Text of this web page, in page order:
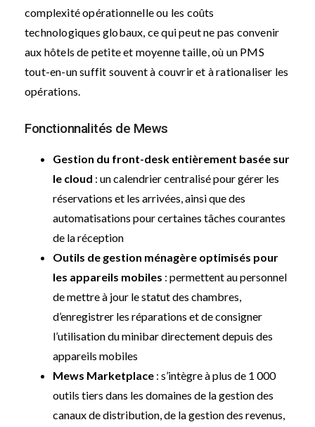
complexité opérationnelle ou les coûts
technologiques globaux, ce qui peut ne pas convenir
aux hôtels de petite et moyenne taille, où un PMS
tout-en-un suffit souvent à couvrir et à rationaliser les
opérations.
Fonctionnalités de Mews
Gestion du front-desk entièrement basée sur
le cloud : un calendrier centralisé pour gérer les
réservations et les arrivées, ainsi que des
automatisations pour certaines tâches courantes
de la réception
Outils de gestion ménagère optimisés pour
les appareils mobiles : permettent au personnel
de mettre à jour le statut des chambres,
d’enregistrer les réparations et de consigner
l’utilisation du minibar directement depuis des
appareils mobiles
Mews Marketplace : s’intègre à plus de 1 000
outils tiers dans les domaines de la gestion des
canaux de distribution, de la gestion des revenus,